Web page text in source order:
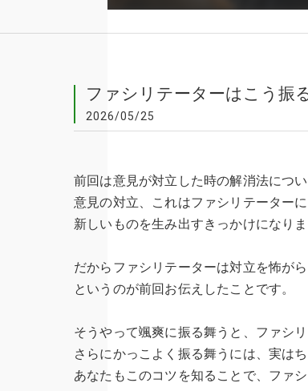
ファシリテーターはこう振
2026/05/25
前回は意見が対立した時の解消法につい
意見の対立、これはファシリテーター
新しいものを生み出すきっかけになりま
だからファシリテーターは対立を怖が
というのが前回お伝えしたことです。
そうやって颯爽に振る舞うと、ファシ
さらにかっこよく振る舞うには、実は
あなたもこのコツを知ることで、ファ